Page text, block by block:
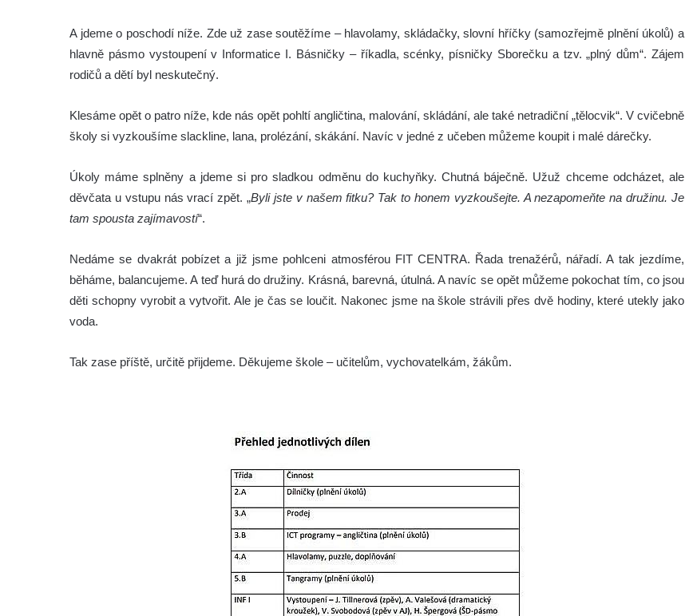
A jdeme o poschodí níže. Zde už zase soutěžíme – hlavolamy, skládačky, slovní hříčky (samozřejmě plnění úkolů) a
hlavně pásmo vystoupení v Informatice I. Básničky – říkadla, scénky, písničky Sborečku a tzv. „plný dům“. Zájem
rodičů a dětí byl neskutečný.
Klesáme opět o patro níže, kde nás opět pohltí angličtina, malování, skládání, ale také netradiční „tělocvik“. V cvičebně
školy si vyzkoušíme slackline, lana, prolézání, skákání. Navíc v jedné z učeben můžeme koupit i malé dárečky.
Úkoly máme splněny a jdeme si pro sladkou odměnu do kuchyňky. Chutná báječně. Užuž chceme odcházet, ale
děvčata u vstupu nás vrací zpět. „Byli jste v našem fitku? Tak to honem vyzkoušejte. A nezapomeňte na družinu. Je
tam spousta zajímavostí“.
Nedáme se dvakrát pobízet a již jsme pohlceni atmosférou FIT CENTRA. Řada trenažérů, nářadí. A tak jezdíme,
běháme, balancujeme. A teď hurá do družiny. Krásná, barevná, útulná. A navíc se opět můžeme pokochat tím, co jsou
děti schopny vyrobit a vytvořit. Ale je čas se loučit. Nakonec jsme na škole strávili přes dvě hodiny, které utekly jako
voda.
Tak zase příště, určitě přijdeme. Děkujeme škole – učitelům, vychovatelkám, žákům.